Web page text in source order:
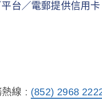
台／電郵提供信用
線 : (852) 2968